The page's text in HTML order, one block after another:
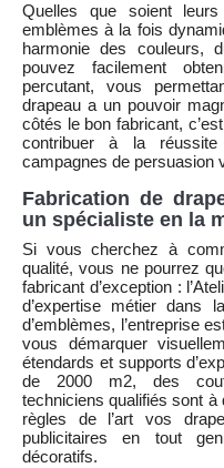
Quelles que soient
emblèmes à la fois
harmonie des couleurs,
pouvez facilement
percutant, vous
drapeau a un pouvoir
côtés le bon fabricant,
contribuer à la
campagnes de persuasion
Fabrication de
un spécialiste en la
Si vous cherchez à
qualité, vous ne pourrez
fabricant d’exception :
d’expertise métier dans
d’emblèmes, l’entreprise
vous démarquer
étendards et supports
de 2000 m2, des
techniciens qualifiés sont à
règles de l’art vos
publicitaires en tout
décoratifs.